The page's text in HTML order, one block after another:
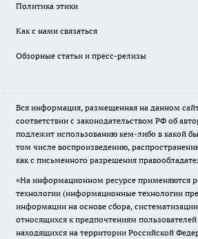
Политика этики
Как с нами связаться
Обзорные статьи и пресс-релизы
Вся информация, размещенная на данном
соответствии с законодательством РФ об
подлежит использованию кем-либо в какой
том числе воспроизведению,
как с письменного разрешения
«На информационном ресурсе применяются
технологии (информационные технологии
информации на основе сбора,
относящихся к предпочтениям
находящихся на территории Российской